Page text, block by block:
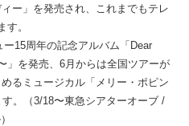
ー」を発売され、これまでもテレ
。
15周年の記念アルバム「Dear
」を発売、6月からは全国ツアーが
るミュージカル「メリー・ポピン
。（3/18〜東急シアターオーブ /